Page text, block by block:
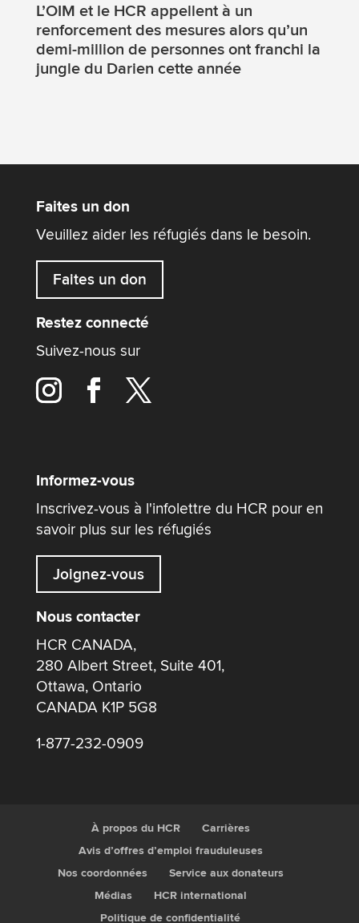
L’OIM et le HCR appellent à un
renforcement des mesures alors qu’un
demi-million de personnes ont franchi la
jungle du Darien cette année
Faites un don
Veuillez aider les réfugiés dans le besoin.
Faites un don
Restez connecté
Suivez-nous sur
Informez-vous
Inscrivez-vous à l'infolettre du HCR pour en
savoir plus sur les réfugiés
Joignez-vous
Nous contacter
HCR CANADA,
280 Albert Street, Suite 401,
Ottawa, Ontario
CANADA K1P 5G8
1-877-232-0909
À propos du HCR
Carrières
Avis d’offres d’emploi frauduleuses
Nos coordonnées
Service aux donateurs
Médias
HCR international
Politique de confidentialité